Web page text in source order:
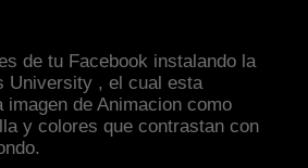
de tu Facebook instalando la
University , el cual esta
imagen de Animacion como
y colores que contrastan con